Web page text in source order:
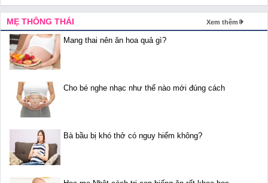
MẸ THÔNG THÁI Xem thêm
Mang thai nên ăn hoa quả gì?
Cho bé nghe nhạc như thế nào mới đúng cách
Bà bầu bị khó thở có nguy hiểm không?